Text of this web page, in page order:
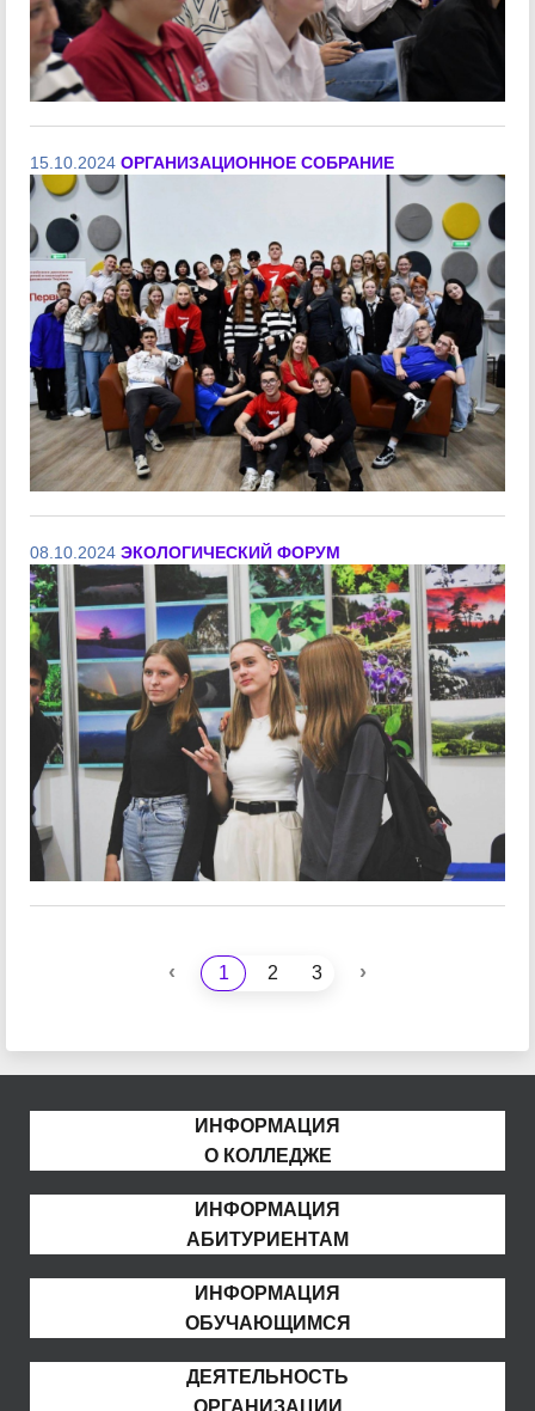
15.10.2024 ОРГАНИЗАЦИОННОЕ СОБРАНИЕ
08.10.2024 ЭКОЛОГИЧЕСКИЙ ФОРУМ
‹ 1 2 3 ›
ИНФОРМАЦИЯ
О КОЛЛЕДЖЕ
ИНФОРМАЦИЯ
АБИТУРИЕНТАМ
ИНФОРМАЦИЯ
ОБУЧАЮЩИМСЯ
ДЕЯТЕЛЬНОСТЬ